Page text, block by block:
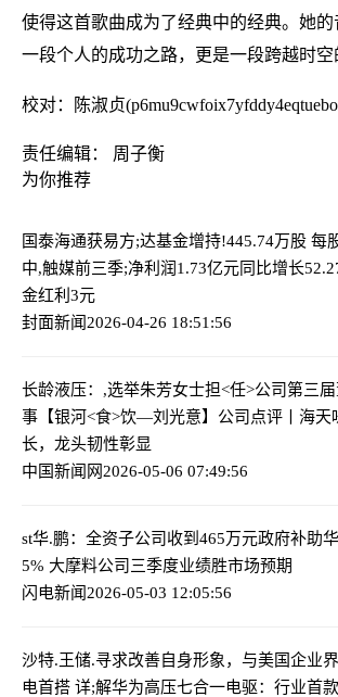
使得这首歌曲成为了经典中的经典。她
一段个人的成功之路，更是一段跨越时空
校对：陈淑贞
责任编辑： 周子衡
为你推荐
国泰海通获易方;达基金增持!445.74万股 每
中,触媒前三季;净利润1.73亿元同比增长
金红利3元
封面新闻2026-04-26 18:51:56
长龄液压：,选举朱芳女士担<任>公司第三
事 【银河<食>饮—刘光意】公司点评丨海天
长，龙头韧性彰显
中国新闻网2026-05-06 07:49:56
st华.鹏：全资子公司收到465万元政府补助
5% 大摩料公司三季度业绩胜市场预期
闪电新闻2026-05-03 12:05:56
沙特.王储.寻求改善自身形象，与美国企业
电首搭 详;解华为高压七合一电驱：行业首